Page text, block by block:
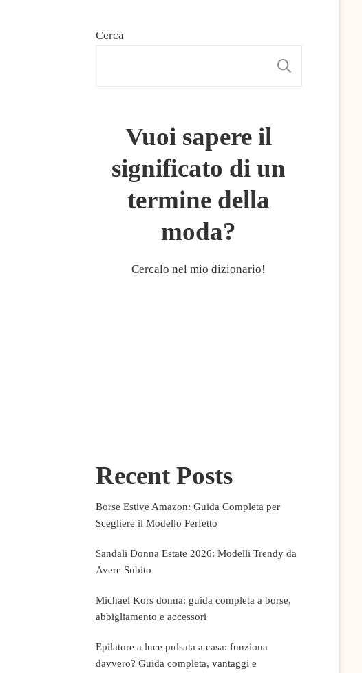
Cerca
Vuoi sapere il
significato di un
termine della
moda?
Cercalo nel mio dizionario!
Recent Posts
Borse Estive Amazon: Guida Completa per
Scegliere il Modello Perfetto
Sandali Donna Estate 2026: Modelli Trendy da
Avere Subito
Michael Kors donna: guida completa a borse,
abbigliamento e accessori
Epilatore a luce pulsata a casa: funziona
davvero? Guida completa, vantaggi e